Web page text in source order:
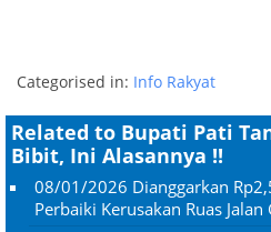
Categorised in: Info Rakyat
Related to Bupati Pati
Bibit, Ini Alasannya !!
08/01/2026 Dianggarkan
Perbaiki Kerusakan Ruas